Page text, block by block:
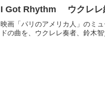
I Got Rhythm ウクレレ
映画「パリのアメリカ人」のミ
ドの曲を、ウクレレ奏者、鈴木